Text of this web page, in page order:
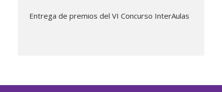
Entrega de premios del VI Concurso InterAulas